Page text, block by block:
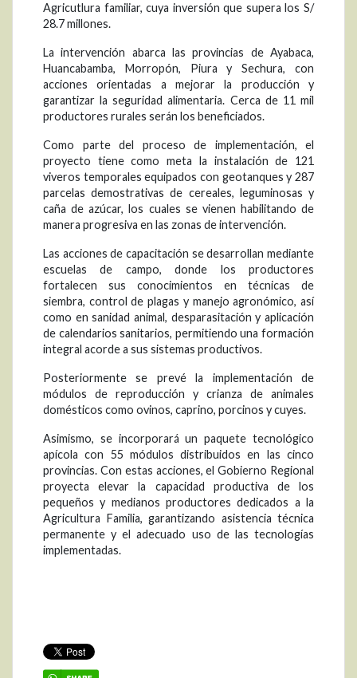
Agricutlura familiar, cuya inversión que supera los S/
28.7 millones.
La intervención abarca las provincias de Ayabaca,
Huancabamba, Morropón, Piura y Sechura, con
acciones orientadas a mejorar la producción y
garantizar la seguridad alimentaria. Cerca de 11 mil
productores rurales serán los beneficiados.
Como parte del proceso de implementación, el
proyecto tiene como meta la instalación de 121
viveros temporales equipados con geotanques y 287
parcelas demostrativas de cereales, leguminosas y
caña de azúcar, los cuales se vienen habilitando de
manera progresiva en las zonas de intervención.
Las acciones de capacitación se desarrollan mediante
escuelas de campo, donde los productores
fortalecen sus conocimientos en técnicas de
siembra, control de plagas y manejo agronómico, así
como en sanidad animal, desparasitación y aplicación
de calendarios sanitarios, permitiendo una formación
integral acorde a sus sistemas productivos.
Posteriormente se prevé la implementación de
módulos de reproducción y crianza de animales
domésticos como ovinos, caprino, porcinos y cuyes.
Asimismo, se incorporará un paquete tecnológico
apícola con 55 módulos distribuidos en las cinco
provincias. Con estas acciones, el Gobierno Regional
proyecta elevar la capacidad productiva de los
pequeños y medianos productores dedicados a la
Agricultura Familia, garantizando asistencia técnica
permanente y el adecuado uso de las tecnologías
implementadas.